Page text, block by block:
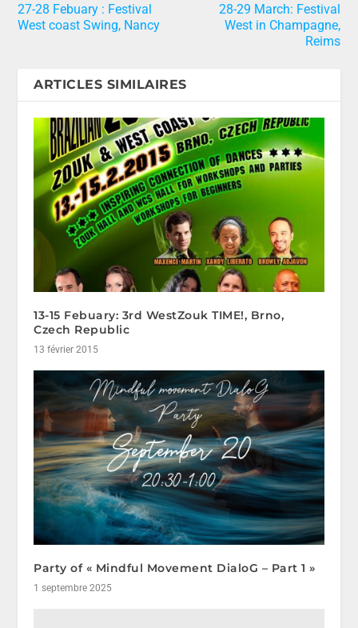
27-28 Febuary : Festival
West coast Swing, Nancy
28-29 March: Festival
West in Champagne,
Reims
ARTICLES SIMILAIRES
13-15 Febuary: 3rd WestZouk TIME!, Brno,
Czech Republic
13 février 2015
Party of « Mindful Movement DialoG – Part 1 »
1 septembre 2025